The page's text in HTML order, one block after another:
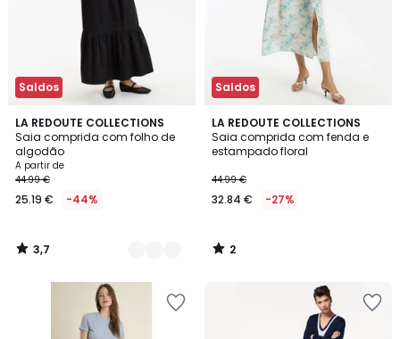
Saldos
LA REDOUTE COLLECTIONS
Saia comprida com folho de
algodão
A partir de
44.99 €
25.19 € -44%
3,7
/ 5
2
Cores
3,7
/
Saldos
LA REDOUTE COLLECTIONS
Saia comprida com fenda e
estampado floral
44.99 €
32.84 € -27%
2
/
5
2
/